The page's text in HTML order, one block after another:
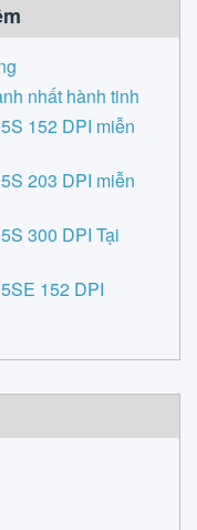
nhất hành tinh
152 DPI miễn
203 DPI miễn
300 DPI Tại
152 DPI